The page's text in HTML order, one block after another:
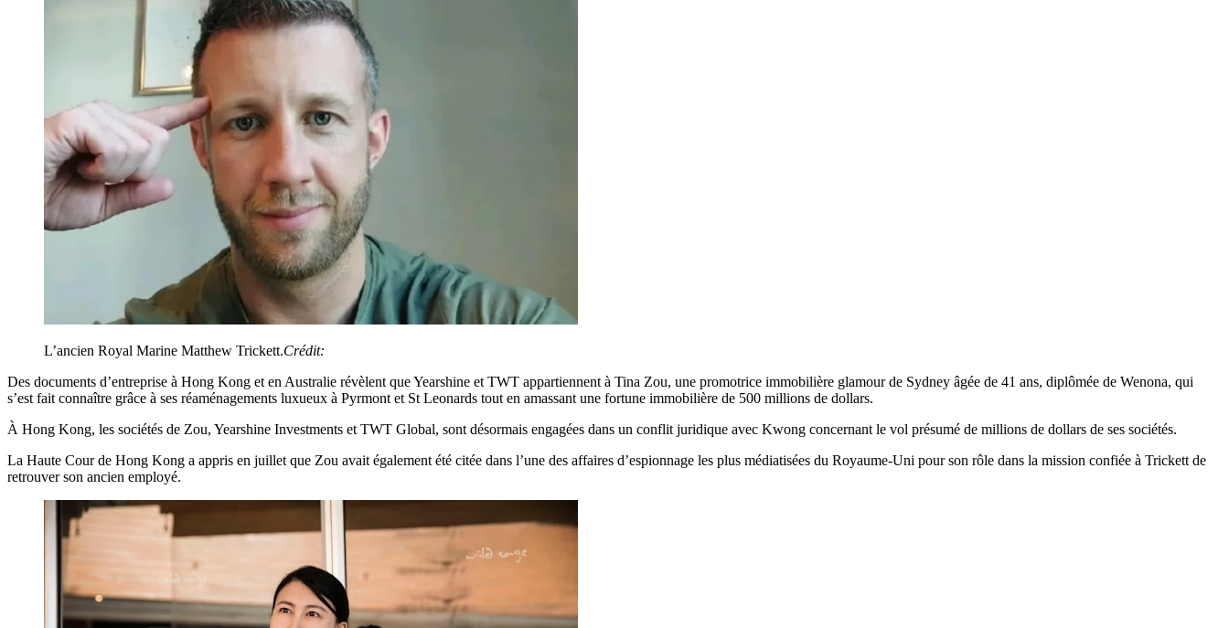
L’ancien Royal Marine Matthew Trickett.Crédit:
Des documents d’entreprise à Hong Kong et en Australie révèlent que Yearshine et TWT appartiennent à Tina Zou, une promotrice immobilière glamour de Sydney âgée de 41 ans, diplômée de Wenona, qui
s’est fait connaître grâce à ses réaménagements luxueux à Pyrmont et St Leonards tout en amassant une fortune immobilière de 500 millions de dollars.
À Hong Kong, les sociétés de Zou, Yearshine Investments et TWT Global, sont désormais engagées dans un conflit juridique avec Kwong concernant le vol présumé de millions de dollars de ses sociétés.
La Haute Cour de Hong Kong a appris en juillet que Zou avait également été citée dans l’une des affaires d’espionnage les plus médiatisées du Royaume-Uni pour son rôle dans la mission confiée à Trickett de
retrouver son ancien employé.